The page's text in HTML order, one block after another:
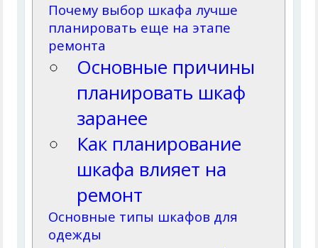
Почему выбор шкафа лучше
планировать еще на этапе
ремонта
Основные причины
планировать шкаф
заранее
Как планирование
шкафа влияет на
ремонт
Основные типы шкафов для
одежды